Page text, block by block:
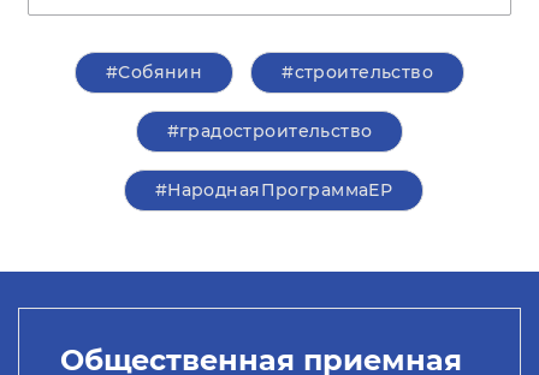
#Собянин #строительство
#градостроительство
#НароднаяПрограммаЕР
Общественная приемная